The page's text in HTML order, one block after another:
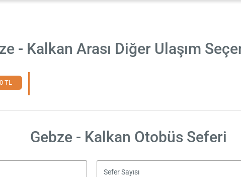
- Kalkan Arası Diğer Ulaşım
TL
Gebze - Kalkan Otobüs Seferi
Sefer Sayısı